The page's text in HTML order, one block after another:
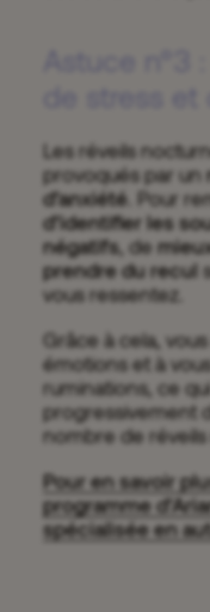
Les réveils
provoqués par un
d’anxiété . Pour
d’identifier les
négatifs, de
prendre du recul
vous ressentez.
Grâce à cela,
émotions et à
ruminations, ce
progressivement
nombre de
Pour en savoir
programme
spécialisée en